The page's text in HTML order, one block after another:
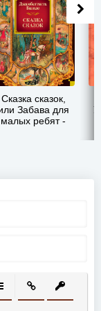
Сказка сказок,
Забава для
малых ребят -
СПИСОК
ВСТАВИТЬ